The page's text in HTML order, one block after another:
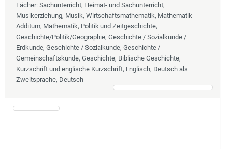
Fächer: Sachunterricht, Heimat- und Sachunterricht,
Musikerziehung, Musik, Wirtschaftsmathematik, Mathematik
Additum, Mathematik, Politik und Zeitgeschichte,
Geschichte/Politik/Geographie, Geschichte / Sozialkunde /
Erdkunde, Geschichte / Sozialkunde, Geschichte /
Gemeinschaftskunde, Geschichte, Biblische Geschichte,
Kurzschrift und englische Kurzschrift, Englisch, Deutsch als
Zweitsprache, Deutsch